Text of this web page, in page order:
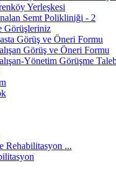
Yerleşkesi
Semt Polikliniği - 2
Görüşleriniz
Görüş ve Öneri Formu
Görüş ve Öneri Formu
Yönetim Görüşme
Rehabilitasyon ...